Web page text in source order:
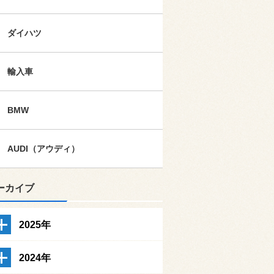
ダイハツ
輸入車
BMW
AUDI（アウディ）
カイブ
2025年
2024年